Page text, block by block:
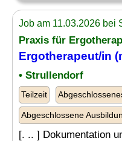
Job am 11.03.2026 bei
Praxis für
Ergotherapeut/in
• Strullendorf
Teilzeit
Abgeschlossene
[. .. ] Dokumentation